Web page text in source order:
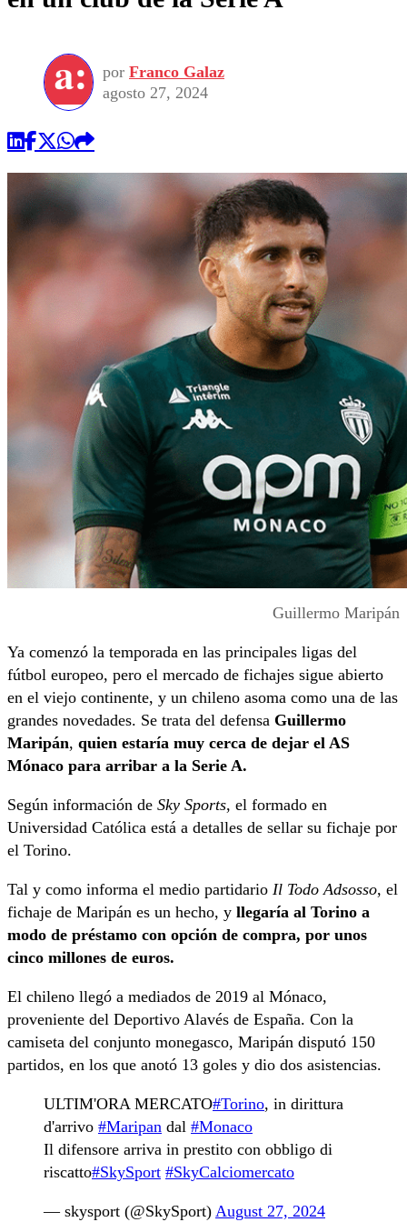
por Franco Galaz
agosto 27, 2024
Guillermo Maripán
Ya comenzó la temporada en las principales ligas del
fútbol europeo, pero el mercado de fichajes sigue abierto
en el viejo continente, y un chileno asoma como una de las
grandes novedades. Se trata del defensa Guillermo
Maripán, quien estaría muy cerca de dejar el AS
Mónaco para arribar a la Serie A.
Según información de Sky Sports, el formado en
Universidad Católica está a detalles de sellar su fichaje por
el Torino.
Tal y como informa el medio partidario Il Todo Adsosso, el
fichaje de Maripán es un hecho, y llegaría al Torino a
modo de préstamo con opción de compra, por unos
cinco millones de euros.
El chileno llegó a mediados de 2019 al Mónaco,
proveniente del Deportivo Alavés de España. Con la
camiseta del conjunto monegasco, Maripán disputó 150
partidos, en los que anotó 13 goles y dio dos asistencias.
ULTIM'ORA MERCATO#Torino, in dirittura
d'arrivo #Maripan dal #Monaco
Il difensore arriva in prestito con obbligo di
riscatto#SkySport #SkyCalciomercato
— skysport (@SkySport) August 27, 2024